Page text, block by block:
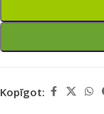
Kopīgot: